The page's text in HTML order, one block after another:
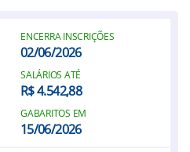
ENCERRA INSCRIÇÕES
02/06/2026
SALÁRIOS ATÉ
R$ 4.542,88
GABARITOS EM
15/06/2026